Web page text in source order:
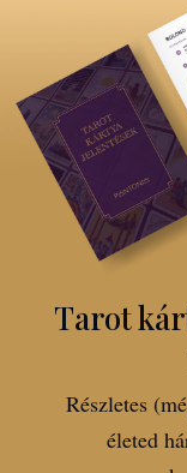
Tarot
Részletes
életed